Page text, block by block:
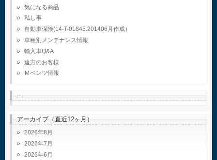
気になる商品
私し事
自動車保険(14-T-01845.201406月作成）
車種別メンテナンス情報
輸入車Q&A
遠方のお客様
Ｍベンツ情報
–
アーカイブ（直近12ヶ月）
2026年8月
2026年7月
2026年6月